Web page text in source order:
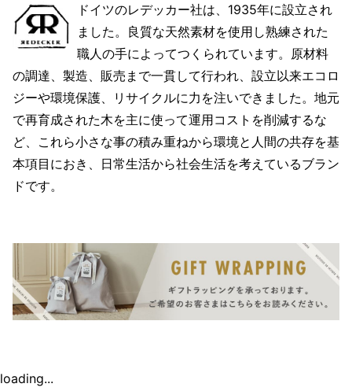
ドイツのレデッカー社は、1935年に設立され
ました。良質な天然素材を使用し熟練された
職人の手によってつくられています。原材料
の調達、製造、販売まで一貫して行われ、設立以来エコロ
ジーや環境保護、リサイクルに力を注いできました。地元
で再育成された木を主に使って運用コストを削減するな
ど、これら小さな事の積み重ねから環境と人間の共存を基
本項目におき、日常生活から社会生活を考えているブラン
ドです。
loading...